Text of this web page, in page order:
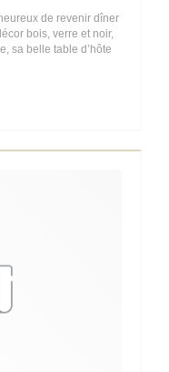
de revenir dîner
bois, verre et noir,
sa belle table d’hôte